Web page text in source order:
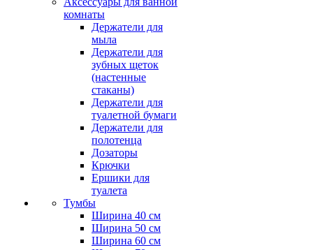
комнаты
Держатели для
мыла
Держатели для
зубных щеток
(настенные
стаканы)
Держатели для
туалетной бумаги
Держатели для
полотенца
Дозаторы
Крючки
Ершики для
туалета
Тумбы
Ширина 40 см
Ширина 50 см
Ширина 60 см